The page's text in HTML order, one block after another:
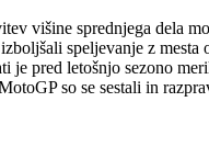
višine sprednjega dela
speljevanje z
pred letošnjo sezono
so se sestali in